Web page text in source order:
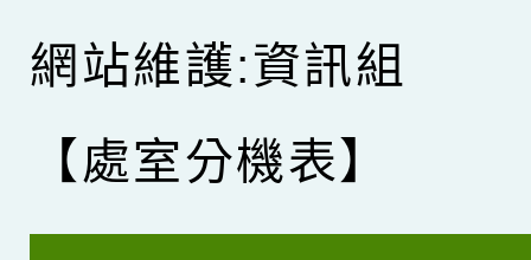
網站維護:資訊組
【處室分機表】